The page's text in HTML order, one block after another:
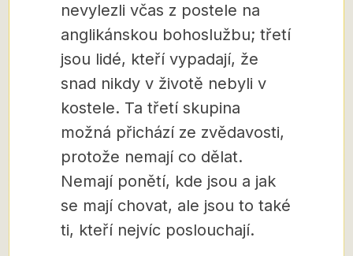
nevylezli včas z postele na
anglikánskou bohoslužbu; třetí
jsou lidé, kteří vypadají, že
snad nikdy v životě nebyli v
kostele. Ta třetí skupina
možná přichází ze zvědavosti,
protože nemají co dělat.
Nemají ponětí, kde jsou a jak
se mají chovat, ale jsou to také
ti, kteří nejvíc poslouchají.